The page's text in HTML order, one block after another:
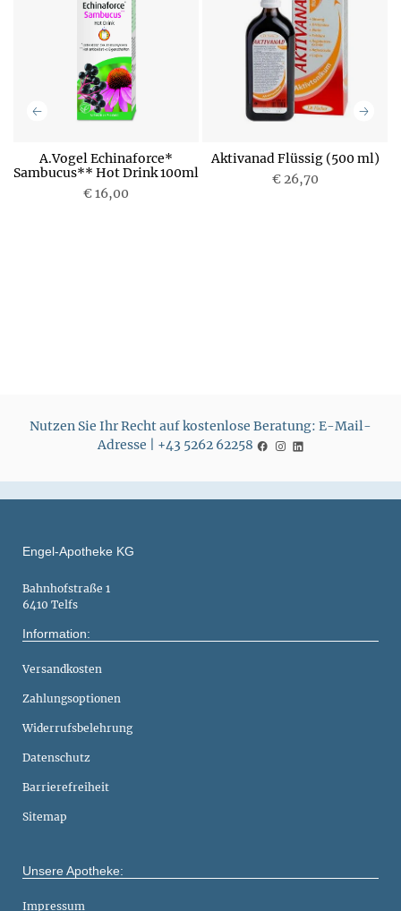
A.Vogel Echinaforce*
Sambucus** Hot Drink 100ml
€ 16,00
Aktivanad Flüssig (500 ml)
€ 26,70
Nutzen Sie Ihr Recht auf kostenlose Beratung: E-Mail-
Adresse | +43 5262 62258
Engel-Apotheke KG
Bahnhofstraße 1
6410 Telfs
Information:
Versandkosten
Zahlungsoptionen
Widerrufsbelehrung
Datenschutz
Barrierefreiheit
Sitemap
Unsere Apotheke:
Impressum